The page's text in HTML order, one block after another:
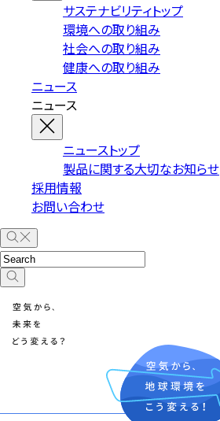
サステナビリティトップ
環境への取り組み
社会への取り組み
健康への取り組み
ニュース
ニュース
ニューストップ
製品に関する大切なお知らせ
採用情報
お問い合わせ